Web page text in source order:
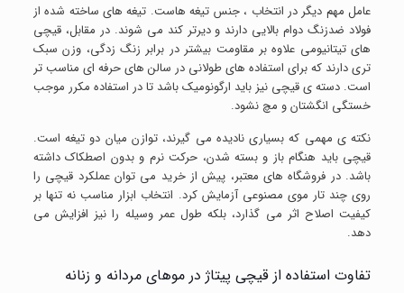
عامل مهم دیگر در انتخاب ، جنس تیغه هاست. تیغه های ساخته شده از
فولاد ضدزنگ دوام بالایی دارند و دیرتر کند می شوند. در مقابل، قیچی
های تیتانیومی علاوه بر مقاومت بیشتر در برابر زنگ زدگی، وزن سبک
تری دارند که برای استفاده های طولانی در سالن های حرفه ای مناسب تر
است. دسته ی قیچی نیز باید ارگونومیک باشد تا در استفاده مکرر موجب
خستگی انگشتان و مچ نشود.
نکته ی مهمی که بسیاری نادیده می گیرند، توازن میان دو تیغه است.
قیچی باید هنگام باز و بسته شدن، حرکت نرم و بدون اصطکاک داشته
باشد. در فروشگاه های معتبر، پیش از خرید می توان عملکرد قیچی را
روی چند تار موی مصنوعی آزمایش کرد. انتخاب ابزار مناسب نه تنها بر
کیفیت اصلاح اثر می گذارد، بلکه طول عمر وسیله را نیز افزایش می
دهد.
تفاوت استفاده از قیچی پیتاژ در موهای مردانه و زنانه